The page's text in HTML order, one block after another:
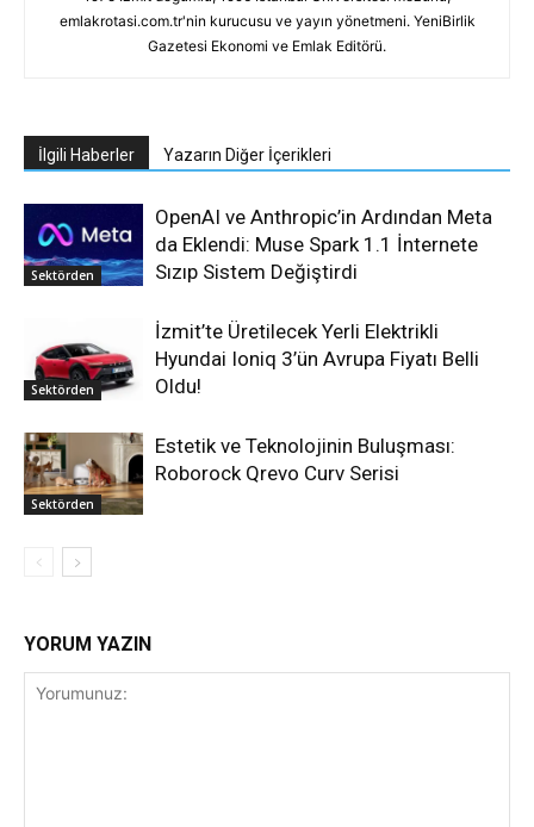
emlakrotasi.com.tr'nin kurucusu ve yayın yönetmeni. YeniBirlik
Gazetesi Ekonomi ve Emlak Editörü.
İlgili Haberler Yazarın Diğer İçerikleri
Sektörden
OpenAI ve Anthropic’in Ardından Meta
da Eklendi: Muse Spark 1.1 İnternete
Sızıp Sistem Değiştirdi
Sektörden
İzmit’te Üretilecek Yerli Elektrikli
Hyundai Ioniq 3’ün Avrupa Fiyatı Belli
Oldu!
Sektörden
Estetik ve Teknolojinin Buluşması:
Roborock Qrevo Curv Serisi
YORUM YAZIN